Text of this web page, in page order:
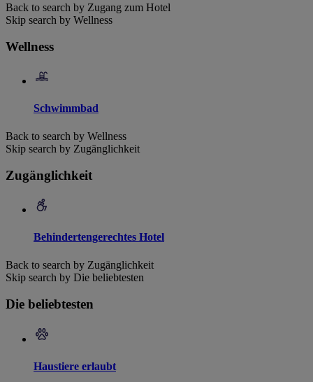
Back to search by Zugang zum Hotel
Skip search by Wellness
Wellness
Schwimmbad
Back to search by Wellness
Skip search by Zugänglichkeit
Zugänglichkeit
Behindertengerechtes Hotel
Back to search by Zugänglichkeit
Skip search by Die beliebtesten
Die beliebtesten
Haustiere erlaubt